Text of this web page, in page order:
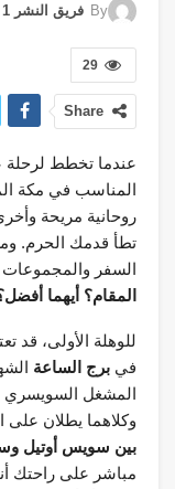
By فريق النشر 1
29
Share
عندما تخطط لرحلة
المناسب في مكة
روحانية مريحة
تطأ قدمك الحرم.
السفر والمجموعات
المقام؟ أيهما
للوهلة الأولى، قد
في برج الساعة
وكلاهما يطلان على
بين سويس أوتيل
مباشر على راحتك